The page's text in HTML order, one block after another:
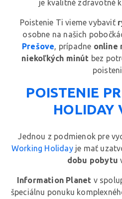
je kvalitné zdravotné
Poistenie Ti vieme vybaviť
osobne na našich
Prešove, prípadne online
niekoľkých minút bez
POISTENIE
HOLIDAY
Jednou z podmienok pre
Working Holidayje mať
dobu pobytu
Information Planet v
špeciálnu ponuku